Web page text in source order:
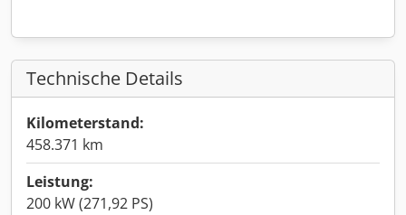
Technische Details
Kilometerstand:
458.371 km
Leistung:
200 kW (271,92 PS)